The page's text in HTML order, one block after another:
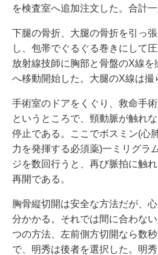
を検査室へ追加注文した。合計一
下腿の骨折、大腿の骨折を引っ
し、包帯でぐるぐる巻きにして
放射線技師に胸部と骨盤のX線
へ移動開始した。大腿のX線は撮
手術室のドアをくぐり、救命手
というところで、頸動脈が触れ
停止である。ここでボスミン(心
力を発揮する必須薬)一ミリグラ
ジを数回行うと、再び脈拍に触
再開である。
胸骨縦切開は安全な方法だが、
分かかる。それでは間に合わな
つの方法、左前側方切開なら数
で、明秀は後者を選択した。明